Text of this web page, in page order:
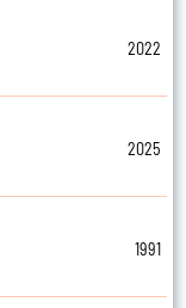
2022
2025
1991